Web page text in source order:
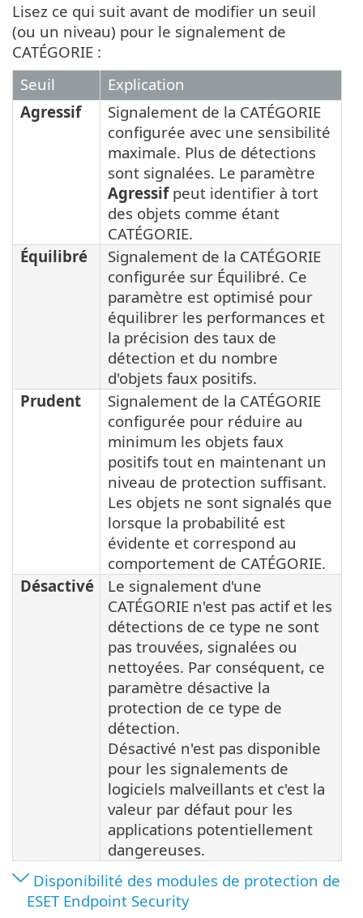
Lisez ce qui suit avant de modifier un seuil
(ou un niveau) pour le signalement de
CATÉGORIE :
Seuil
Explication
Agressif
Signalement de la CATÉGORIE
configurée avec une sensibilité
maximale. Plus de détections
sont signalées. Le paramètre
Agressifpeut identifier à tort
des objets comme étant
CATÉGORIE.
Équilibré
Signalement de la CATÉGORIE
configurée sur Équilibré. Ce
paramètre est optimisé pour
équilibrer les performances et
la précision des taux de
détection et du nombre
d'objets faux positifs.
Prudent
Signalement de la CATÉGORIE
configurée pour réduire au
minimum les objets faux
positifs tout en maintenant un
niveau de protection suffisant.
Les objets ne sont signalés que
lorsque la probabilité est
évidente et correspond au
comportement de CATÉGORIE.
Désactivé
Le signalement d'une
CATÉGORIE n'est pas actif et les
détections de ce type ne sont
pas trouvées, signalées ou
nettoyées. Par conséquent, ce
paramètre désactive la
protection de ce type de
détection.
Désactivé n'est pas disponible
pour les signalements de
logiciels malveillants et c'est la
valeur par défaut pour les
applications potentiellement
dangereuses.
Disponibilité des modules de protection de
ESET Endpoint Security